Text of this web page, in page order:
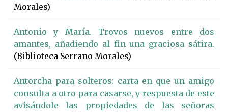
Morales)
Antonio y María. Trovos nuevos entre dos
amantes, añadiendo al fin una graciosa sátira.
(Biblioteca Serrano Morales)
Antorcha para solteros: carta en que un amigo
consulta a otro para casarse, y respuesta de este
avisándole las propiedades de las señoras